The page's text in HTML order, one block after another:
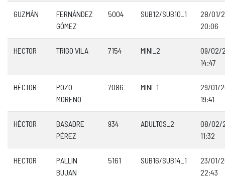
GUZMÁN
FERNÁNDEZ
GÓMEZ
5004 SUB12/SUB10_1
28/01/
20:06
HECTOR TRIGO VILA 7154 MINI_2
09/02/
14:47
HÉCTOR
POZO
MORENO
7086 MINI_1
29/01/
19:41
HÉCTOR
BASADRE
PÉREZ
934 ADULTOS_2
08/02/
11:32
HECTOR
PALLIN
BUJAN
5161 SUB16/SUB14_1
23/01/
22:43